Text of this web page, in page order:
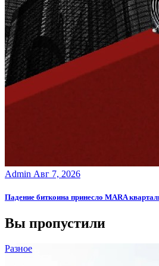
Admin Авг 7, 2026
Падение биткоина принесло MARA
Вы пропустили
Разное